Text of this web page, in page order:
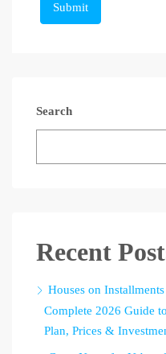
Submit
Search
Recent
Houses on
Complete 2026 Guide
Plan, Prices &